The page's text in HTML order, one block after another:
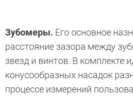
Зубомеры. Его основное
расстояние зазора между
звезд и винтов. В комплекте
конусообразных насадок
процессе измерений